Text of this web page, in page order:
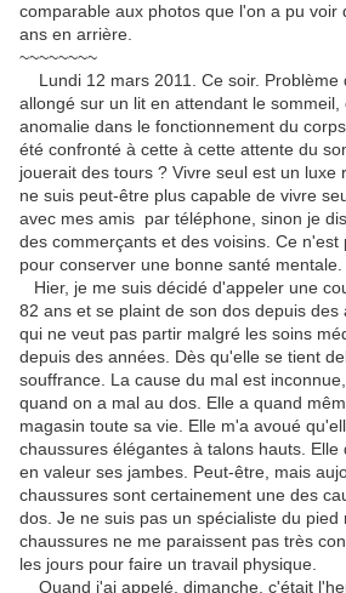
comparable aux photos que l'on a pu voir
ans en arrière.
~~~~~~~~
Lundi 12 mars 2011. Ce soir. Problème
allongé sur un lit en attendant le
anomalie dans le fonctionnement du
été confronté à cette à cette attente du
jouerait des tours ? Vivre seul est un luxe
ne suis peut-être plus capable de vivre
avec mes amis par téléphone, sinon je
des commerçants et des voisins. Ce
pour conserver une bonne santé mentale.
Hier, je me suis décidé d'appeler une
82 ans et se plaint de son dos depuis des
qui ne veut pas partir malgré les soins
depuis des années. Dès qu'elle se tient
souffrance. La cause du mal est
quand on a mal au dos. Elle a quand
magasin toute sa vie. Elle m'a avoué
chaussures élégantes à talons hauts.
en valeur ses jambes. Peut-être, mais
chaussures sont certainement une des
dos. Je ne suis pas un spécialiste du
chaussures ne me paraissent pas très
les jours pour faire un travail physique.
Quand j'ai appelé, dimanche, c'était